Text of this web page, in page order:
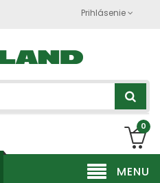
Prihlásenie
0
MENU